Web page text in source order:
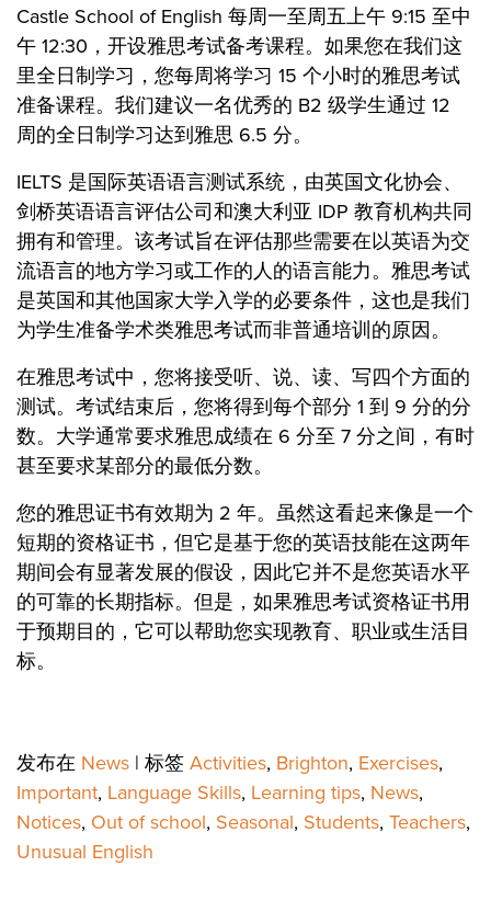
Castle School of English 每周一至周五上午 9:15 至中
午 12:30，开设雅思考试备考课程。如果您在我们这
里全日制学习，您每周将学习 15 个小时的雅思考试
准备课程。我们建议一名优秀的 B2 级学生通过 12
周的全日制学习达到雅思 6.5 分。
IELTS 是国际英语语言测试系统，由英国文化协会、
剑桥英语语言评估公司和澳大利亚 IDP 教育机构共同
拥有和管理。该考试旨在评估那些需要在以英语为交
流语言的地方学习或工作的人的语言能力。雅思考试
是英国和其他国家大学入学的必要条件，这也是我们
为学生准备学术类雅思考试而非普通培训的原因。
在雅思考试中，您将接受听、说、读、写四个方面的
测试。考试结束后，您将得到每个部分 1 到 9 分的分
数。大学通常要求雅思成绩在 6 分至 7 分之间，有时
甚至要求某部分的最低分数。
您的雅思证书有效期为 2 年。虽然这看起来像是一个
短期的资格证书，但它是基于您的英语技能在这两年
期间会有显著发展的假设，因此它并不是您英语水平
的可靠的长期指标。但是，如果雅思考试资格证书用
于预期目的，它可以帮助您实现教育、职业或生活目
标。
发布在 News | 标签 Activities, Brighton, Exercises,
Important, Language Skills, Learning tips, News,
Notices, Out of school, Seasonal, Students, Teachers,
Unusual English